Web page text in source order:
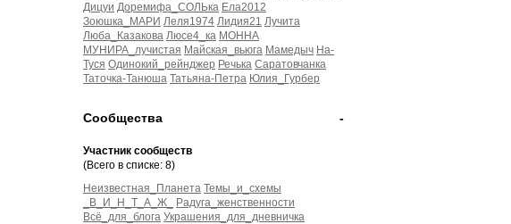
Дицуи Доремифа_СОЛЬка Ела2012
Зоюшка_МАРИ Леля1974 Лидия21 Лучита
Люба_Казакова Люсе4_ка МОННА
МУНИРА_лучистая Майская_вьюга Мамедыч На-
Туся Одинокий_рейнджер Речька Саратовчанка
Таточка-Танюша Татьяна-Петра Юлия_Гурбер
-
Сообщества
Участник сообществ
(Всего в списке: 8)
Неизвестная_Планета Темы_и_схемы
_В_И_Н_Т_А_Ж_
Радуга_женственности
Всё_для_блога Украшения_для_дневничка